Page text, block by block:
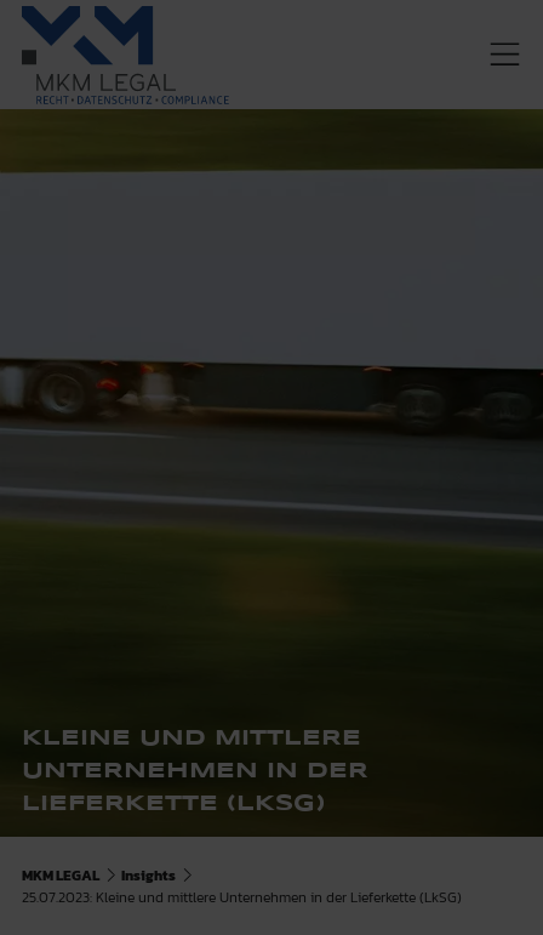
KLEINE UND MITTLERE
UNTERNEHMEN IN DER
LIEFERKETTE (LKSG)
MKM LEGAL
Insights
25.07.2023: Kleine und mittlere Unternehmen in der Lieferkette (LkSG)